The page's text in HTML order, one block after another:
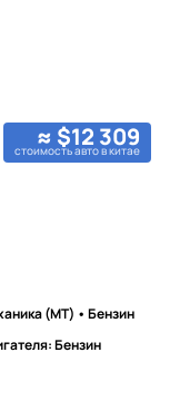
≈ $12 309
стоимость авто в китае
(MT) • Бензин
Бензин